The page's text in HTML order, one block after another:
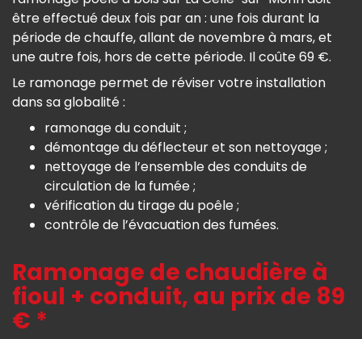
être effectué deux fois par an : une fois durant la
période de chauffe, allant de novembre à mars, et
une autre fois, hors de cette période. Il coûte 69 €.
Le ramonage permet de réviser votre installation
dans sa globalité :
ramonage du conduit ;
démontage du déflecteur et son nettoyage ;
nettoyage de l’ensemble des conduits de
circulation de la fumée ;
vérification du tirage du poêle ;
contrôle de l’évacuation des fumées.
Ramonage de chaudière à
fioul + conduit, au prix de 89
€ *